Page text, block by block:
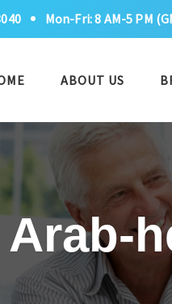
Mon-Fri: 8 AM-5 PM
ABOUT US
Arab-